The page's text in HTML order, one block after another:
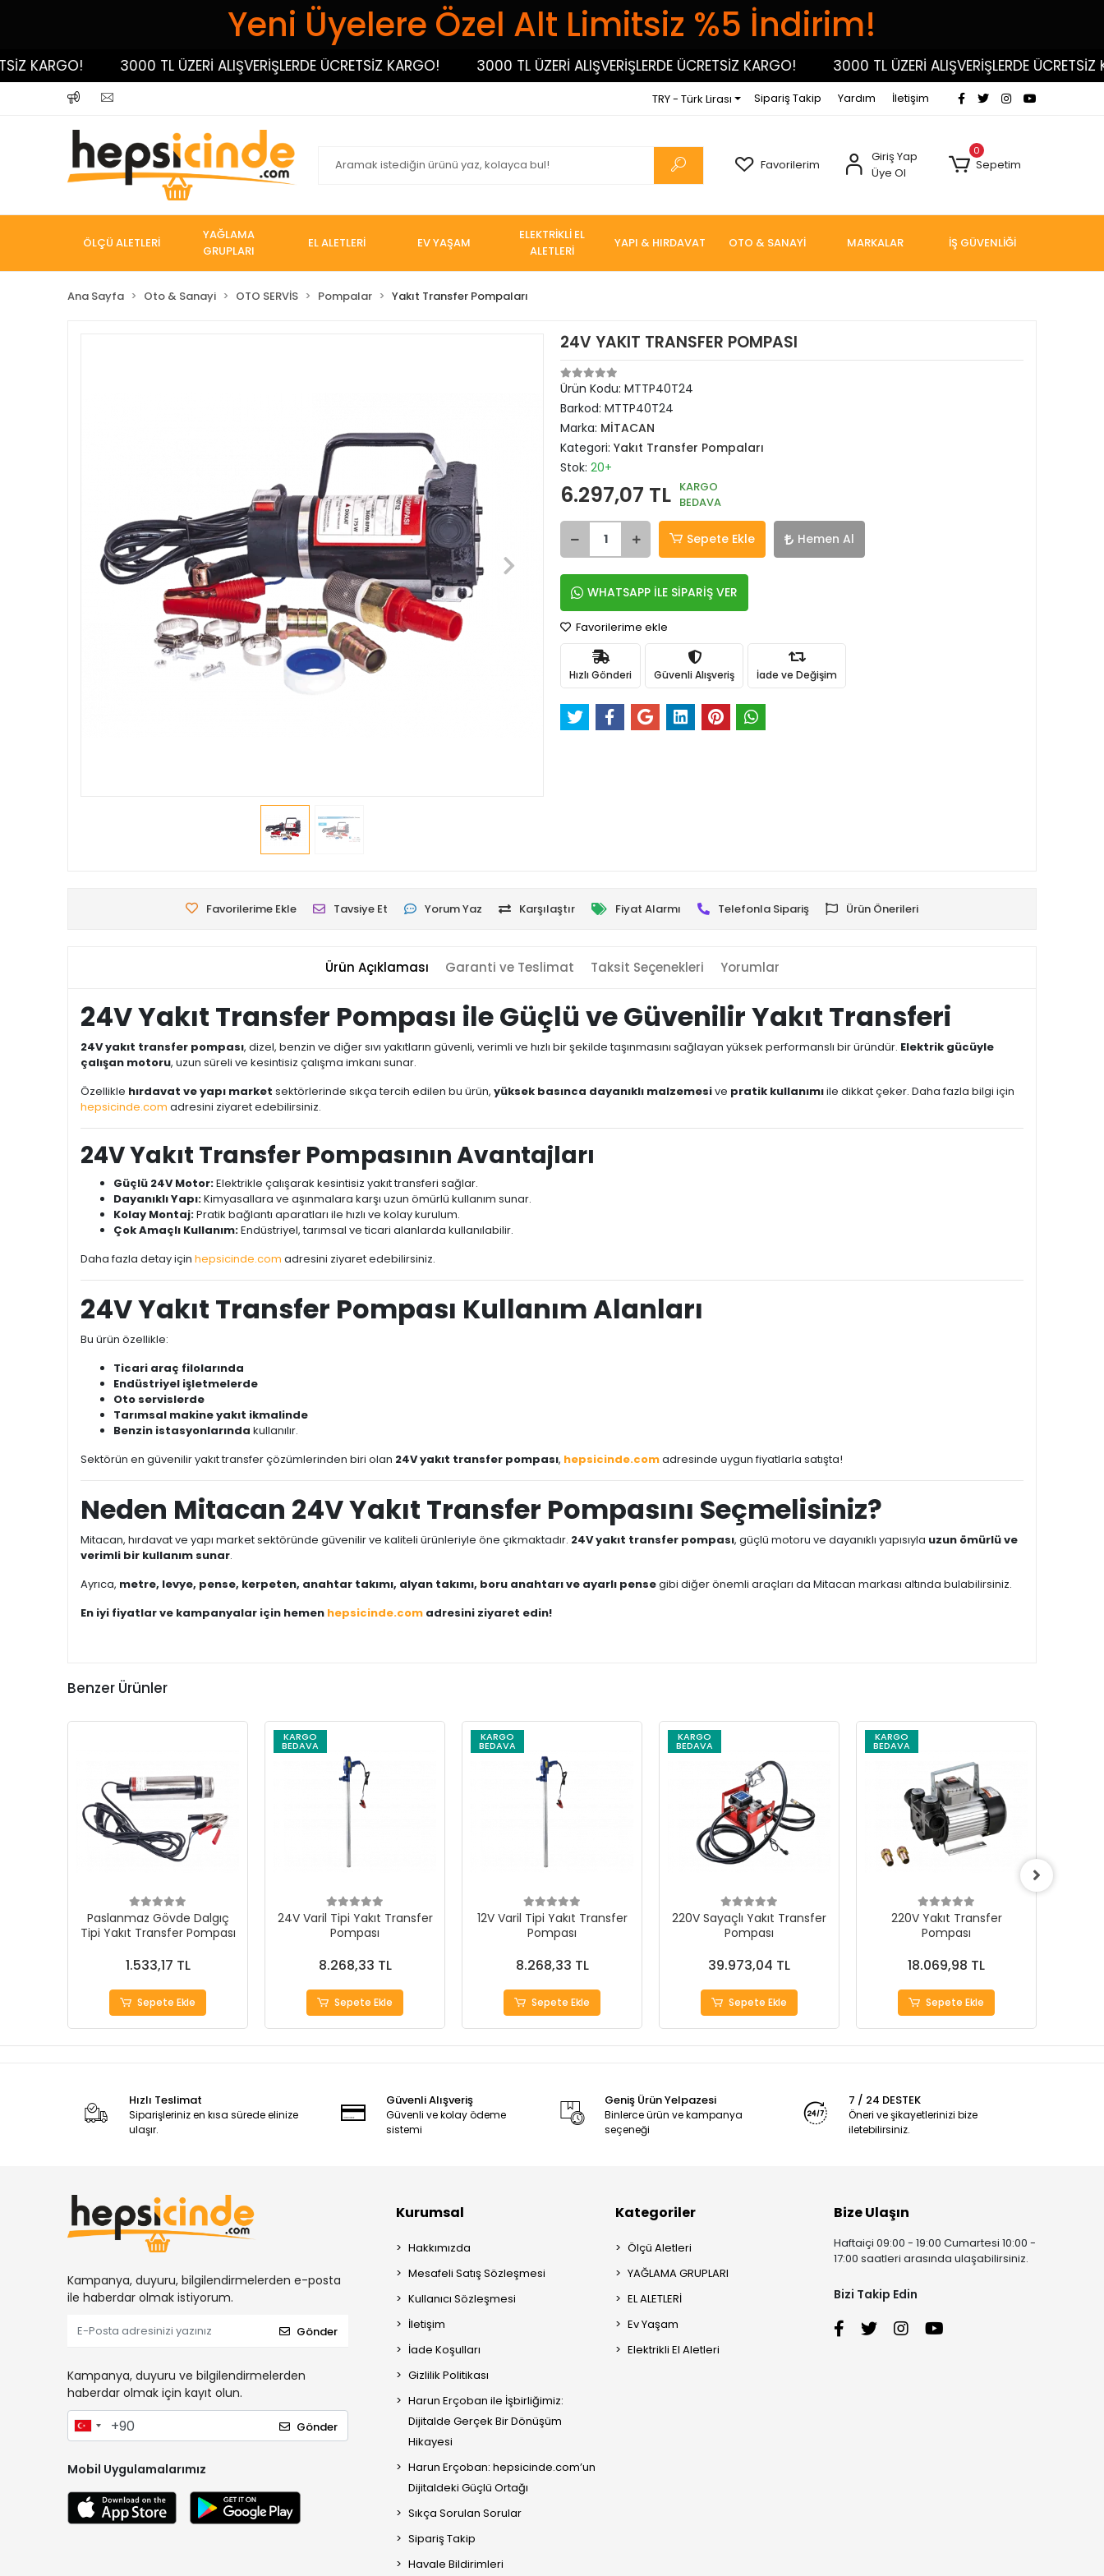
Yeni Üyelere Özel Alt Limitsiz %5 İndirim!
3000 TL ÜZERİ ALIŞVERİŞLERDE ÜCRETSİZ KARGO! 3000 TL ÜZERİ ALIŞVERİŞLERDE ÜCRETSİZ KARGO! 3000 TL ÜZERİ ALIŞVERİŞLERDE ÜCRETSİZ
TRY - Türk Lirası Sipariş Takip Yardım İletişim
Favorilerim
Giriş Yap
Üye Ol
0
Sepetim
ÖLÇÜ ALETLERİ
YAĞLAMA
GRUPLARI
EL ALETLERİ EV YAŞAM
ELEKTRİKLİ EL
ALETLERİ
YAPI & HIRDAVAT OTO & SANAYİ MARKALAR İŞ GÜVENLİĞİ
Ana Sayfa Oto & Sanayi OTO SERVİS Pompalar Yakıt Transfer Pompaları
24V YAKIT TRANSFER POMPASI
Ürün Kodu: MTTP40T24
Barkod: MTTP40T24
Marka: MİTACAN
Kategori: Yakıt Transfer Pompaları
Stok: 20+
6.297,07 TL KARGO
BEDAVA
Sepete Ekle Hemen Al
WHATSAPP İLE SİPARİŞ VER
Favorilerime ekle
Hızlı Gönderi Güvenli Alışveriş İade ve Değişim
Favorilerime Ekle Tavsiye Et Yorum Yaz Karşılaştır Fiyat Alarmı Telefonla Sipariş Ürün Önerileri
Ürün Açıklaması Garanti ve Teslimat Taksit Seçenekleri Yorumlar
24V Yakıt Transfer Pompası ile Güçlü ve Güvenilir Yakıt Transferi
24V yakıt transfer pompası, dizel, benzin ve diğer sıvı yakıtların güvenli, verimli ve hızlı bir şekilde taşınmasını sağlayan yüksek performanslı bir üründür. Elektrik gücüyle
çalışan motoru, uzun süreli ve kesintisiz çalışma imkanı sunar.
Özellikle hırdavat ve yapı market sektörlerinde sıkça tercih edilen bu ürün, yüksek basınca dayanıklı malzemesive pratik kullanımıile dikkat çeker. Daha fazla bilgi için
hepsicinde.com adresini ziyaret edebilirsiniz.
24V Yakıt Transfer Pompasının Avantajları
Güçlü 24V Motor:Elektrikle çalışarak kesintisiz yakıt transferi sağlar.
Dayanıklı Yapı:Kimyasallara ve aşınmalara karşı uzun ömürlü kullanım sunar.
Kolay Montaj:Pratik bağlantı aparatları ile hızlı ve kolay kurulum.
Çok Amaçlı Kullanım:Endüstriyel, tarımsal ve ticari alanlarda kullanılabilir.
Daha fazla detay için hepsicinde.com adresini ziyaret edebilirsiniz.
24V Yakıt Transfer Pompası Kullanım Alanları
Bu ürün özellikle:
Ticari araç filolarında
Endüstriyel işletmelerde
Oto servislerde
Tarımsal makine yakıt ikmalinde
Benzin istasyonlarında kullanılır.
Sektörün en güvenilir yakıt transfer çözümlerinden biri olan 24V yakıt transfer pompası, hepsicinde.comadresinde uygun fiyatlarla satışta!
Neden Mitacan 24V Yakıt Transfer Pompasını Seçmelisiniz?
Mitacan, hırdavat ve yapı market sektöründe güvenilir ve kaliteli ürünleriyle öne çıkmaktadır. 24V yakıt transfer pompası, güçlü motoru ve dayanıklı yapısıyla uzun ömürlü ve
verimli bir kullanım sunar.
Ayrıca, metre, levye, pense, kerpeten, anahtar takımı, alyan takımı, boru anahtarı ve ayarlı pensegibi diğer önemli araçları da Mitacan markası altında bulabilirsiniz.
En iyi fiyatlar ve kampanyalar için hemen hepsicinde.com adresini ziyaret edin!
Benzer Ürünler
Paslanmaz Gövde Dalgıç
Tipi Yakıt Transfer Pompası
1.533,17 TL
Sepete Ekle
KARGO
BEDAVA
24V Varil Tipi Yakıt Transfer
Pompası
8.268,33 TL
Sepete Ekle
KARGO
BEDAVA
12V Varil Tipi Yakıt Transfer
Pompası
8.268,33 TL
Sepete Ekle
KARGO
BEDAVA
220V Sayaçlı Yakıt Transfer
Pompası
39.973,04 TL
Sepete Ekle
KARGO
BEDAVA
220V Yakıt Transfer
Pompası
18.069,98 TL
Sepete Ekle
Hızlı Teslimat
Siparişleriniz en kısa sürede elinize
ulaşır.
Güvenli Alışveriş
Güvenli ve kolay ödeme
sistemi
Geniş Ürün Yelpazesi
Binlerce ürün ve kampanya
seçeneği
7 / 24 DESTEK
Öneri ve şikayetlerinizi bize
iletebilirsiniz.
Kampanya, duyuru, bilgilendirmelerden e-posta
ile haberdar olmak istiyorum.
Gönder
Kampanya, duyuru ve bilgilendirmelerden
haberdar olmak için kayıt olun.
Gönder
Mobil Uygulamalarımız
Kurumsal
Hakkımızda
Mesafeli Satış Sözleşmesi
Kullanıcı Sözleşmesi
İletişim
İade Koşulları
Gizlilik Politikası
Harun Erçoban ile İşbirliğimiz:
Dijitalde Gerçek Bir Dönüşüm
Hikayesi
Harun Erçoban: hepsicinde.com’un
Dijitaldeki Güçlü Ortağı
Sıkça Sorulan Sorular
Sipariş Takip
Havale Bildirimleri
Kategoriler
Ölçü Aletleri
YAĞLAMA GRUPLARI
EL ALETLERİ
Ev Yaşam
Elektrikli El Aletleri
Bize Ulaşın
Haftaiçi 09:00 - 19:00 Cumartesi 10:00 -
17:00 saatleri arasında ulaşabilirsiniz.
Bizi Takip Edin